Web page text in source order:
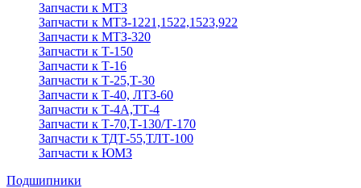
Запчасти к МТЗ
Запчасти к МТЗ-1221,1522,1523,922
Запчасти к МТЗ-320
Запчасти к Т-150
Запчасти к Т-16
Запчасти к Т-25,Т-30
Запчасти к Т-40, ЛТЗ-60
Запчасти к Т-4А,ТТ-4
Запчасти к Т-70,Т-130/Т-170
Запчасти к ТДТ-55,ТЛТ-100
Запчасти к ЮМЗ
Подшипники